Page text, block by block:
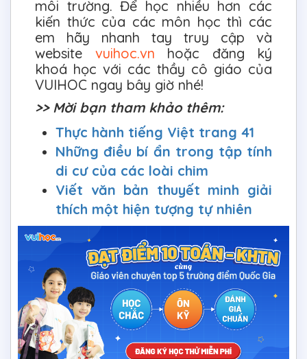
môi trường. Để học nhiều hơn các
kiến thức của các môn học thì các
em hãy nhanh tay truy cập và
website vuihoc.vn hoặc đăng ký
khoá học với các thầy cô giáo của
VUIHOC ngay bây giờ nhé!
>> Mời bạn tham khảo thêm:
Thực hành tiếng Việt trang 41
Những điều bí ẩn trong tập tính
di cư của các loài chim
Viết văn bản thuyết minh giải
thích một hiện tượng tự nhiên